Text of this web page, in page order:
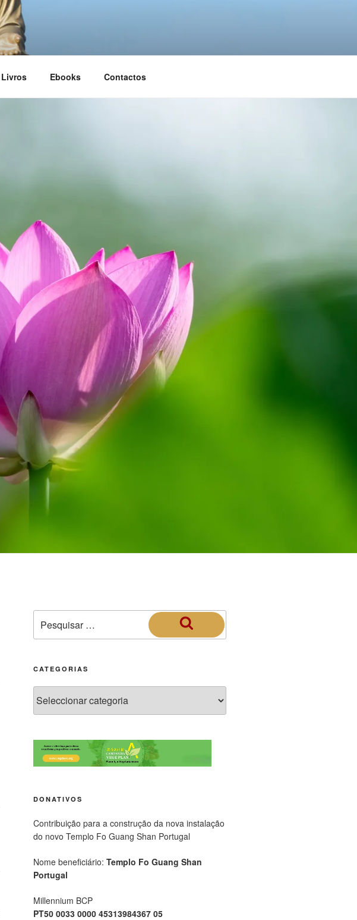
Livros Ebooks Contactos
CATEGORIAS
DONATIVOS
Contribuição para a construção da nova instalação
do novo Templo Fo Guang Shan Portugal
Nome beneficiário: Templo Fo Guang Shan
Portugal
Millennium BCP
PT50 0033 0000 45313984367 05